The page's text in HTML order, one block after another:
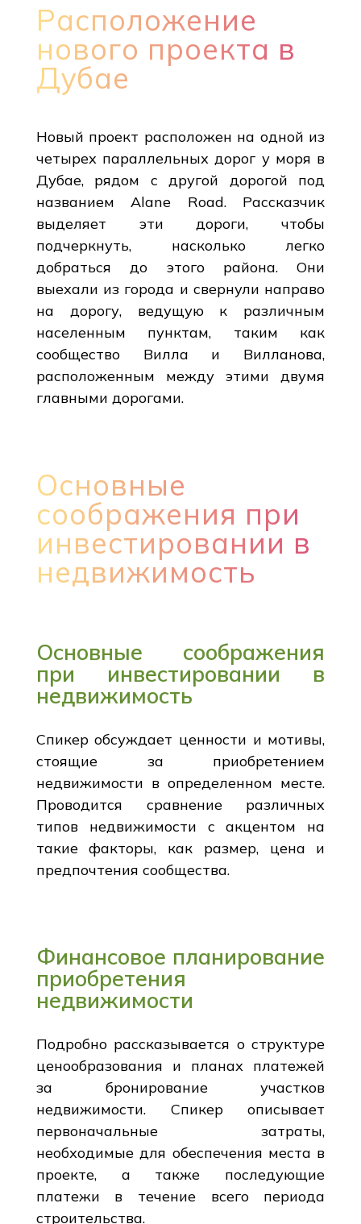
Расположение
нового проекта в
Дубае
Новый проект расположен на одной из
четырех параллельных дорог у моря в
Дубае, рядом с другой дорогой под
названием Alane Road. Рассказчик
выделяет эти дороги, чтобы
подчеркнуть, насколько легко
добраться до этого района. Они
выехали из города и свернули направо
на дорогу, ведущую к различным
населенным пунктам, таким как
сообщество Вилла и Вилланова,
расположенным между этими двумя
главными дорогами.
Основные
соображения при
инвестировании в
недвижимость
Основные соображения
при инвестировании в
недвижимость
Спикер обсуждает ценности и мотивы,
стоящие за приобретением
недвижимости в определенном месте.
Проводится сравнение различных
типов недвижимости с акцентом на
такие факторы, как размер, цена и
предпочтения сообщества.
Финансовое планирование
приобретения
недвижимости
Подробно рассказывается о структуре
ценообразования и планах платежей
за бронирование участков
недвижимости. Спикер описывает
первоначальные затраты,
необходимые для обеспечения места в
проекте, а также последующие
платежи в течение всего периода
строительства.